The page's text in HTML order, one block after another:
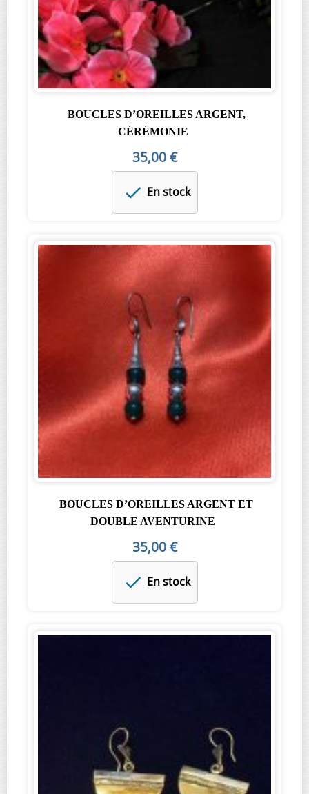
BOUCLES D’OREILLES ARGENT,
CÉRÉMONIE
35,00 €
En stock
BOUCLES D’OREILLES ARGENT ET
DOUBLE AVENTURINE
35,00 €
En stock